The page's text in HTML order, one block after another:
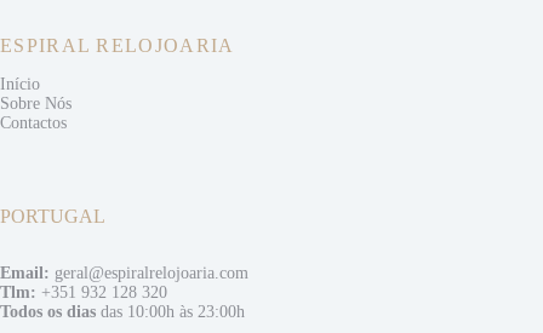
ESPIRAL RELOJOARIA
Início
Sobre Nós
Contactos
PORTUGAL
Email: geral@espiralrelojoaria.com
Tlm: +351 932 128 320
Todos os dias das 10:00h às 23:00h